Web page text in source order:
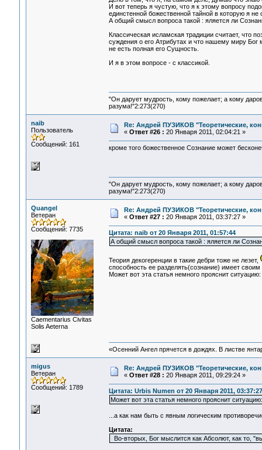
И вот теперь я чустую, что я к этому вопросу
единстенной божественной тайной в которую я не
А общий смысл вопроса такой : яляется ли
Классическая исламская традиции считает, что
суждения о его Атрибутах и что нашему миру Бог
не есть полная его Сущность.
И я в этом вопросе - с классикой.
"Он дарует мудрость, кому пожелает; а кому
разума!"2:273(270)
naib
Пользователь
Сообщений: 161
Re: Андрей ПУЗИКОВ "Теоретические,
« Ответ #26 : 20 Января 2011, 02:04:21 »
кроме того божественное Сознание может
"Он дарует мудрость, кому пожелает; а кому
разума!"2:273(270)
Quangel
Ветеран
Сообщений: 7735
Сaementarius Civitas
Solis Aeterna
Re: Андрей ПУЗИКОВ "Теоретические,
« Ответ #27 : 20 Января 2011, 03:37:27 »
Цитата: naib от 20 Января 2011, 01:57:44
А общий смысл вопроса такой : яляется ли
Теория декогеренции в такие дебри тоже не лезет,
способность ее разделять(сознание) имеет
Может вот эта статья немного прояснит ситуацию:
«Осенний Ангел прячется в дождях. В листве
migus
Ветеран
Сообщений: 1789
Re: Андрей ПУЗИКОВ "Теоретические,
« Ответ #28 : 20 Января 2011, 09:29:24 »
Цитата: Urbis Numen от 20 Января 2011, 03:37:27
Может вот эта статья немного прояснит
...а как нам быть с явным логическим
Цитата:
Во-вторых, Бог мыслится как Абсолют, как то,